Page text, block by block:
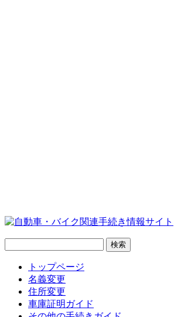
トップページ
名義変更
住所変更
車庫証明ガイド